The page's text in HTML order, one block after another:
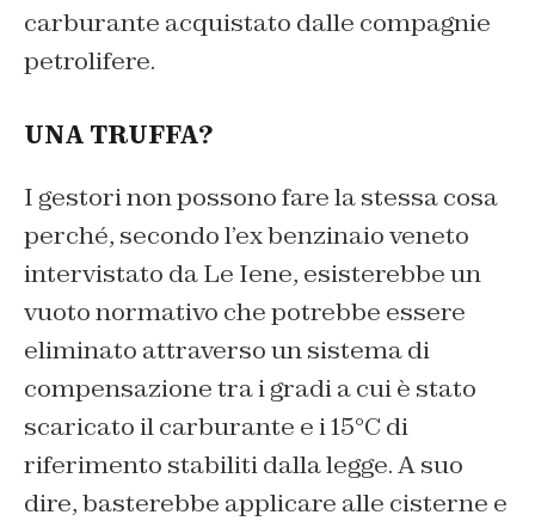
carburante acquistato dalle compagnie
petrolifere.
UNA TRUFFA?
I gestori non possono fare la stessa cosa
perché, secondo l’ex benzinaio veneto
intervistato da Le Iene, esisterebbe un
vuoto normativo che potrebbe essere
eliminato attraverso un sistema di
compensazione tra i gradi a cui è stato
scaricato il carburante e i 15°C di
riferimento stabiliti dalla legge. A suo
dire, basterebbe applicare alle cisterne e